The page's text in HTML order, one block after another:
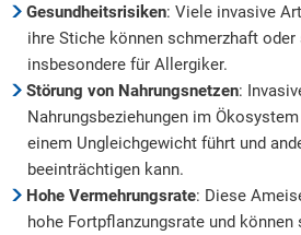
Gesundheitsrisiken: Viele invasive
ihre Stiche können schmerzhaft
insbesondere für Allergiker.
Störung von Nahrungsnetzen:
Nahrungsbeziehungen im
einem Ungleichgewicht führt und
beeinträchtigen kann.
Hohe Vermehrungsrate: Diese
hohe Fortpflanzungsrate und